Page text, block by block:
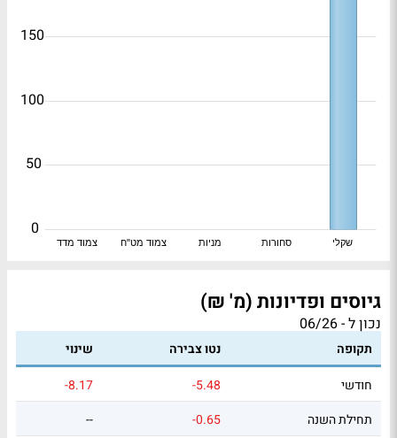
צמוד מדד צמוד מט"ח מניות סחורות שקלי
0
50
100
150
גיוסים ופדיונות (מ' ₪)
נכון ל - 06/26
תקופה נטו צבירה
שינוי
חודשי
-5.48
-8.17
תחילת השנה
-0.65
--